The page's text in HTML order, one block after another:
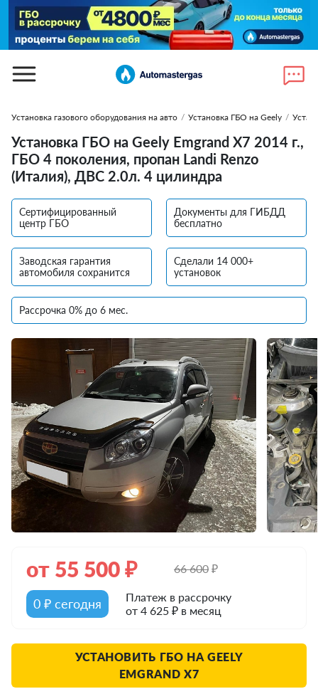
Установка газового оборудования на авто / Установка ГБО на Geely /
Установка ГБО на Geely Emgrand X7 2014 г.,
ГБО 4 поколения, пропан Landi Renzo
(Италия), ДВС 2.0л. 4 цилиндра
Сертифицированный
центр ГБО
Документы для ГИБДД
бесплатно
Заводская гарантия
автомобиля сохранится
Сделали 14 000+
установок
Рассрочка 0% до 6 мес.
от 55 500₽ 66 600₽
0 ₽ сегодня
Платеж в рассрочку
от 4 625 ₽ в месяц
УСТАНОВИТЬ ГБО НА GEELY
EMGRAND X7